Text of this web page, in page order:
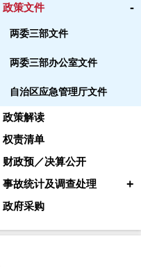
政策文件 -
两委三部文件
两委三部办公室文件
自治区应急管理厅文件
政策解读
权责清单
财政预／决算公开
事故统计及调查处理 +
政府采购